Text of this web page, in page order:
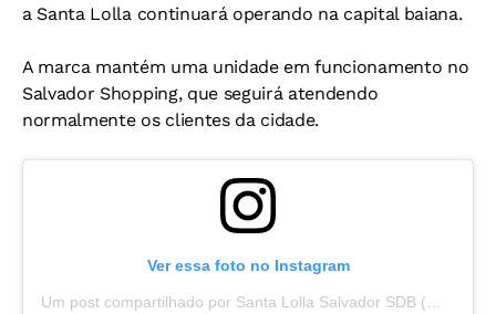
a Santa Lolla continuará operando na capital baiana.
A marca mantém uma unidade em funcionamento no
Salvador Shopping, que seguirá atendendo
normalmente os clientes da cidade.
Ver essa foto no Instagram
Um post compartilhado por Santa Lolla Salvador SDB (@santalollasalvador_sdb)